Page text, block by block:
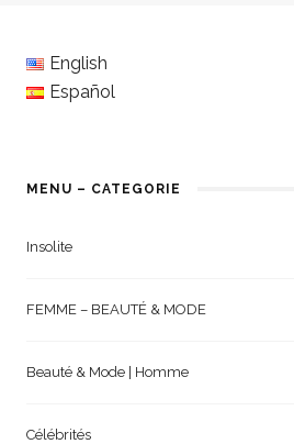
English
Español
MENU – CATEGORIE
Insolite
FEMME – BEAUTÉ & MODE
Beauté & Mode | Homme
Célébrités